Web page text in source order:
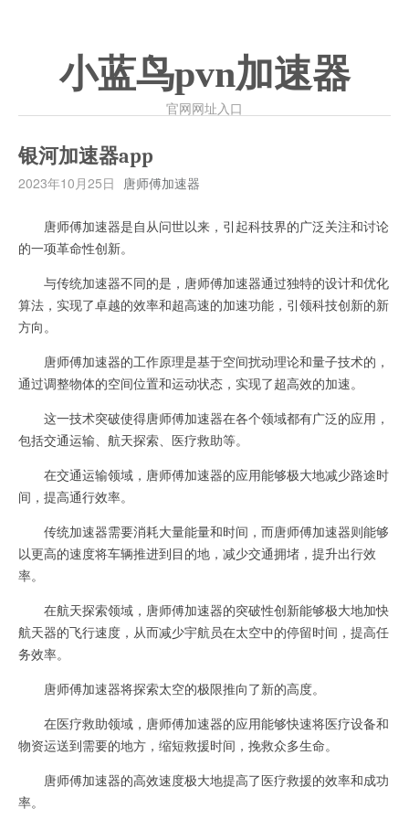
小蓝鸟pvn加速器
官网网址入口
银河加速器app
2023年10月25日 唐师傅加速器
唐师傅加速器是自从问世以来，引起科技界的广泛关注和讨论
的一项革命性创新。
与传统加速器不同的是，唐师傅加速器通过独特的设计和优化
算法，实现了卓越的效率和超高速的加速功能，引领科技创新的新
方向。
唐师傅加速器的工作原理是基于空间扰动理论和量子技术的，
通过调整物体的空间位置和运动状态，实现了超高效的加速。
这一技术突破使得唐师傅加速器在各个领域都有广泛的应用，
包括交通运输、航天探索、医疗救助等。
在交通运输领域，唐师傅加速器的应用能够极大地减少路途时
间，提高通行效率。
传统加速器需要消耗大量能量和时间，而唐师傅加速器则能够
以更高的速度将车辆推进到目的地，减少交通拥堵，提升出行效
率。
在航天探索领域，唐师傅加速器的突破性创新能够极大地加快
航天器的飞行速度，从而减少宇航员在太空中的停留时间，提高任
务效率。
唐师傅加速器将探索太空的极限推向了新的高度。
在医疗救助领域，唐师傅加速器的应用能够快速将医疗设备和
物资运送到需要的地方，缩短救援时间，挽救众多生命。
唐师傅加速器的高效速度极大地提高了医疗救援的效率和成功
率。